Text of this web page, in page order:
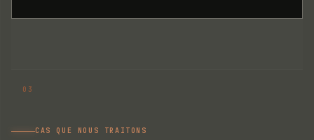
CAS QUE NOUS TRAITONS